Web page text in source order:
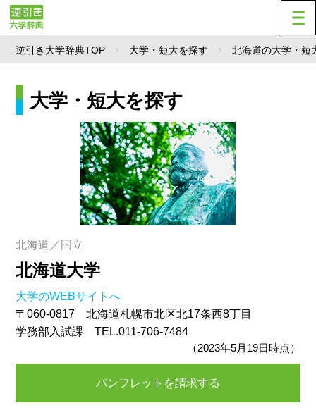
逆引き大学辞典TOP 大学・短大を探す 北海道の大学・短
大学・短大を探す
北海道／国立
北海道大学
大学のWEBサイトへ
〒060-0817 北海道札幌市北区北17条西8丁目
学務部入試課 TEL.011-706-7484
（2023年5月19日時点）
パンフレットを請求する